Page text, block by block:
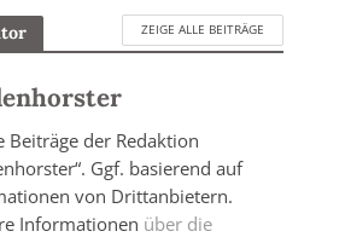
ZEIGE ALLE BEITRÄGE
Beiträge der Redaktion
Ggf. basierend auf
von Drittanbietern.
Informationen über die